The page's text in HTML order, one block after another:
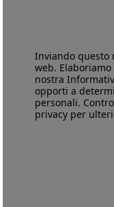
Inviando
web.
nostra
opporti a
personali.
privacy per